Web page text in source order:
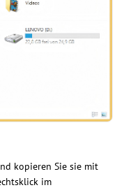
kopieren Sie sie mit
im